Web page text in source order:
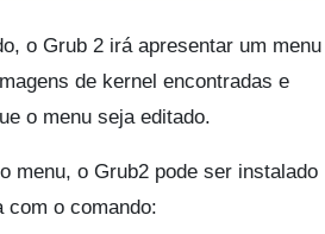
o Grub 2 irá apresentar um menu
de kernel encontradas e
o menu seja editado.
menu, o Grub2 pode ser instalado
com o comando: